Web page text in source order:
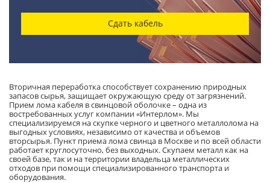
Сдать кабель
Вторичная переработка способствует сохранению природных
запасов сырья, защищает окружающую среду от загрязнений.
Прием лома кабеля в свинцовой оболочке – одна из
востребованных услуг компании «Интерлом». Мы
специализируемся на скупке черного и цветного металлолома на
выгодных условиях, независимо от качества и объемов
вторсырья. Пункт приема лома свинца в Москве и по всей области
работает круглосуточно, без выходных. Скупаем металл как на
своей базе, так и на территории владельца металлических
отходов при помощи специализированного транспорта и
оборудования.